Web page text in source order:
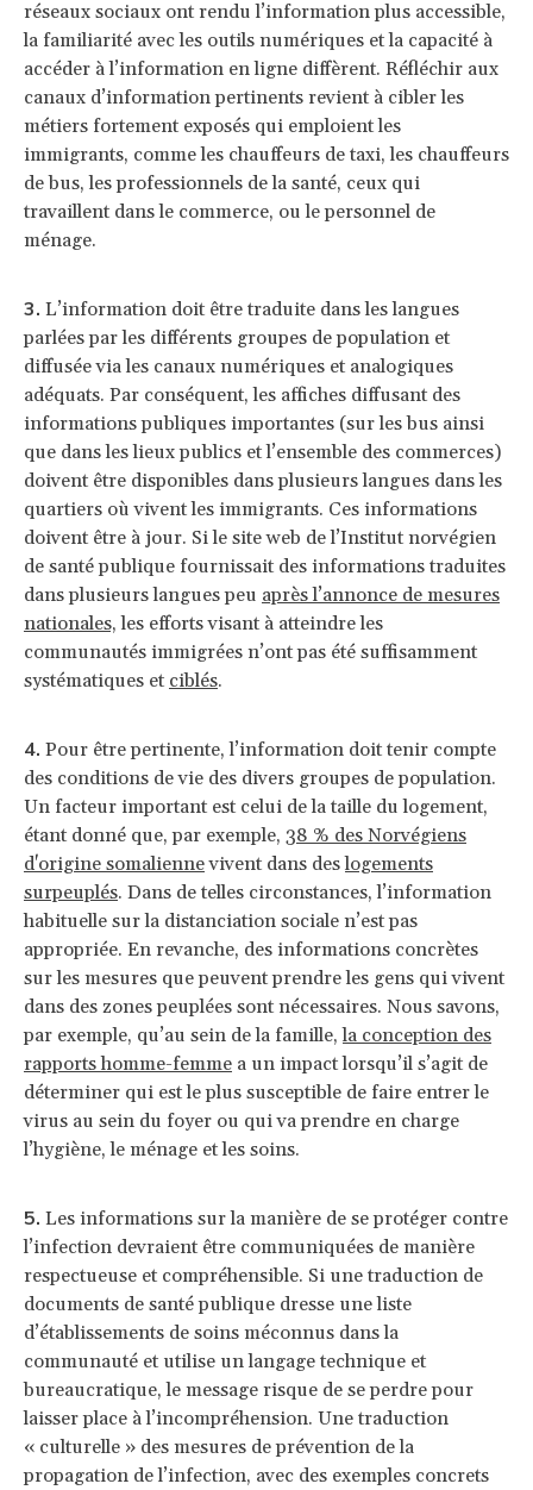
réseaux sociaux ont rendu l’information plus accessible,
la familiarité avec les outils numériques et la capacité à
accéder à l’information en ligne diffèrent. Réfléchir aux
canaux d’information pertinents revient à cibler les
métiers fortement exposés qui emploient les
immigrants, comme les chauffeurs de taxi, les chauffeurs
de bus, les professionnels de la santé, ceux qui
travaillent dans le commerce, ou le personnel de
ménage.
L’information doit être traduite dans les langues
parlées par les différents groupes de population et
diffusée via les canaux numériques et analogiques
adéquats. Par conséquent, les affiches diffusant des
informations publiques importantes (sur les bus ainsi
que dans les lieux publics et l’ensemble des commerces)
doivent être disponibles dans plusieurs langues dans les
quartiers où vivent les immigrants. Ces informations
doivent être à jour. Si le site web de l’Institut norvégien
de santé publique fournissait des informations traduites
dans plusieurs langues peu aprèsl’annonce de mesures
nationales, les efforts visant à atteindre les
communautés immigrées n’ont pas été suffisamment
systématiques et ciblés.
Pour être pertinente, l’information doit tenir compte
des conditions de vie des divers groupes de population.
Un facteur important est celui de la taille du logement,
étant donné que, par exemple, 38 % des Norvégiens
d'origine somaliennevivent dans deslogements
surpeuplés. Dans de telles circonstances, l’information
habituelle sur la distanciation sociale n’est pas
appropriée. En revanche, des informations concrètes
sur les mesures que peuvent prendre les gens qui vivent
dans des zones peuplées sont nécessaires. Nous savons,
par exemple, qu’au sein de la famille,la conception des
rapports homme-femme a un impact lorsqu’il s’agit de
déterminer qui est le plus susceptible de faire entrer le
virus au sein du foyer ou qui va prendre en charge
l’hygiène, le ménage et les soins.
Les informations sur la manière de se protéger contre
l’infection devraient être communiquées de manière
respectueuse et compréhensible. Si une traduction de
documents de santé publique dresse une liste
d’établissements de soins méconnus dans la
communauté et utilise un langage technique et
bureaucratique, le message risque de se perdre pour
laisser place à l’incompréhension. Une traduction
« culturelle » des mesures de prévention de la
propagation de l’infection, avec des exemples concrets